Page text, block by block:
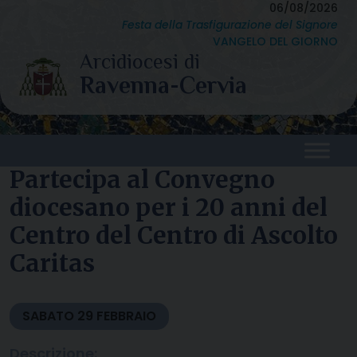
content
06/08/2026
Festa della Trasfigurazione del Signore
VANGELO DEL GIORNO
Partecipa al Convegno
diocesano per i 20 anni del
Centro del Centro di Ascolto
Caritas
SABATO 29 FEBBRAIO